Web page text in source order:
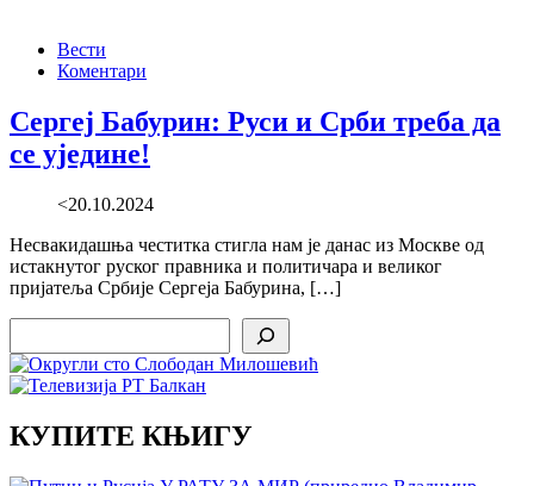
Вести
Коментари
Сергеј Бабурин: Руси и Срби треба да
се уједине!
<20.10.2024
Несвакидашња честитка стигла нам је данас из Москве од
истакнутог руског правника и политичара и великог
пријатеља Србије Сергеја Бабурина, […]
КУПИТЕ КЊИГУ